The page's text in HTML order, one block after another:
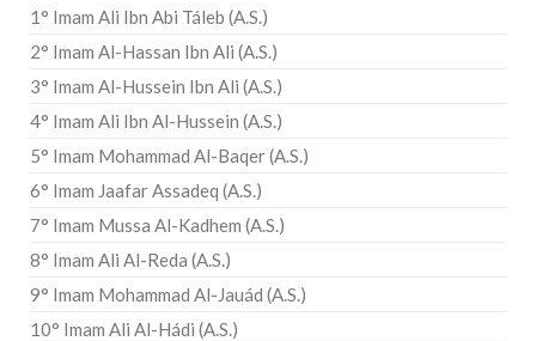
1° Imam Ali Ibn Abi Táleb (A.S.)
2° Imam Al-Hassan Ibn Ali (A.S.)
3° Imam Al-Hussein Ibn Ali (A.S.)
4° Imam Ali Ibn Al-Hussein (A.S.)
5° Imam Mohammad Al-Baqer (A.S.)
6° Imam Jaafar Assadeq (A.S.)
7° Imam Mussa Al-Kadhem (A.S.)
8° Imam Ali Al-Reda (A.S.)
9° Imam Mohammad Al-Jauád (A.S.)
10° Imam Ali Al-Hádi (A.S.)